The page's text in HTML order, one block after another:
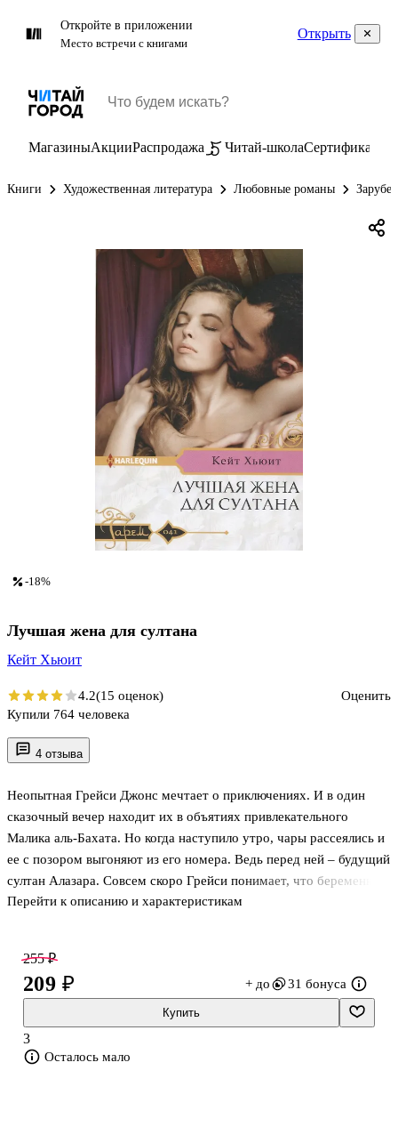
Откройте в приложении
Место встречи с книгами
Открыть
МагазиныАкцииРаспродажа Читай-школаСертификаты
Книги Художественная литература Любовные романы
4 отзыва
Неопытная Грейси Джонс мечтает о приключениях. И в один
сказочный вечер находит их в объятиях привлекательного
Малика аль-Бахата. Но когда наступило утро, чары рассеялись и
ее с позором выгоняют из его номера. Ведь перед ней – будущий
султан Алазара. Совсем скоро Грейси понимает, что беременна.
Малик же узнает об этом только через десять лет и врывается в
Перейти к описанию и характеристикам
-18%
Лучшая жена для султана
Кейт Хьюит
4.2(15 оценок)
Оценить
Купили 764 человека
255 ₽
209 ₽ + до 31 бонуса
Купить
3
Осталось мало